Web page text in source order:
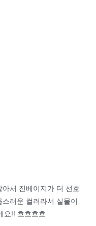
서 진베이지가 더 선호
러운 컬러라서 실물이
요!! 흐흐흐흐